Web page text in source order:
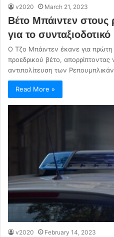
v2020 March 21, 2023
Βέτο Μπάιντεν στους
για το συνταξιοδοτικό
Ο Τζο Μπάιντεν έκανε για
προεδρικού βέτο,
αντιπολίτευση των
Read More »
v2020 February 14, 2023